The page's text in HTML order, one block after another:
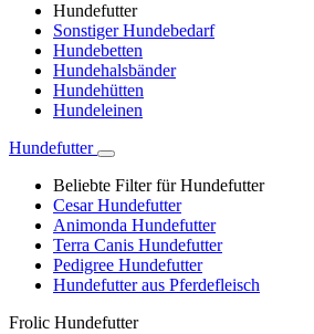
Hundefutter
Sonstiger Hundebedarf
Hundebetten
Hundehalsbänder
Hundehütten
Hundeleinen
Hundefutter
Beliebte Filter für Hundefutter
Cesar Hundefutter
Animonda Hundefutter
Terra Canis Hundefutter
Pedigree Hundefutter
Hundefutter aus Pferdefleisch
Frolic Hundefutter